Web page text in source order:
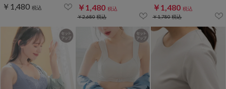
￥1,480 税込 ￥1,480 税込
￥2,680税込
￥1,480 税込
￥1,780税込